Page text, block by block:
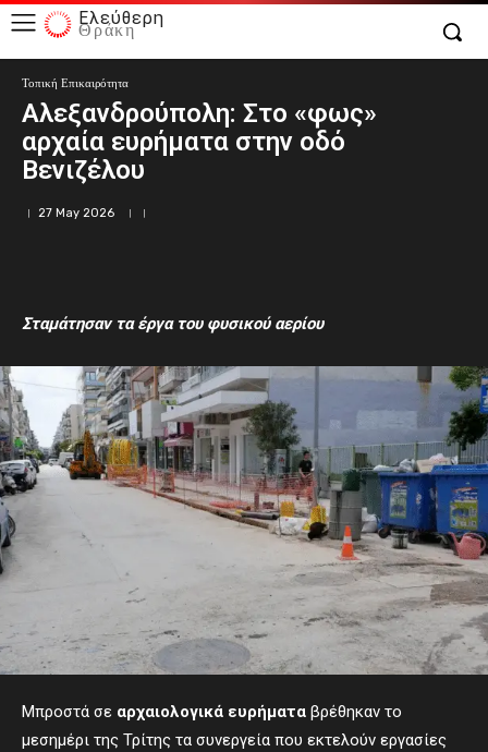
Ελεύθερη
Θράκη
Τοπική Επικαιρότητα
Αλεξανδρούπολη: Στο «φως»
αρχαία ευρήματα στην οδό
Βενιζέλου
27 May 2026
Σταμάτησαν τα έργα του φυσικού αερίου
Μπροστά σε αρχαιολογικά ευρήματα βρέθηκαν το
μεσημέρι της Τρίτης τα συνεργεία που εκτελούν εργασίες